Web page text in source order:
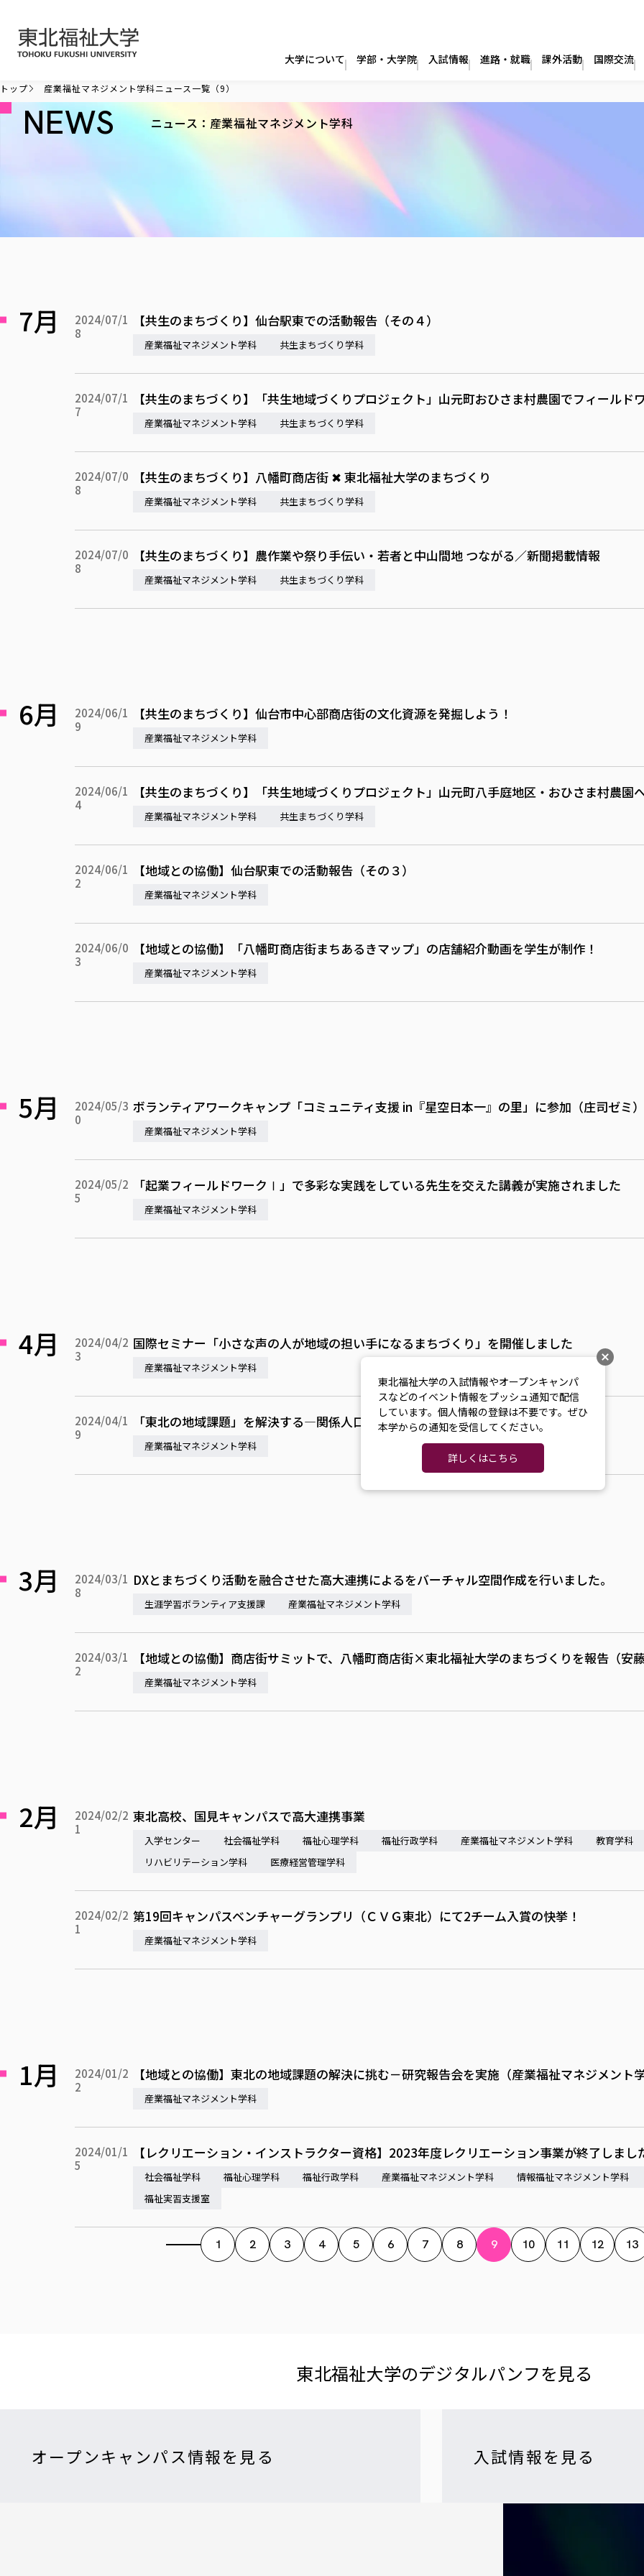
大学について 学部・大学院 入試情報 進路・就職 課外活動 国際交流
トップ 産業福祉マネジメント学科ニュース一覧（9）
NEWS ニュース：産業福祉マネジメント学科
7月
2024/07/1
8
【共生のまちづくり】仙台駅東での活動報告（その４）
産業福祉マネジメント学科 共生まちづくり学科
2024/07/1
7
【共生のまちづくり】「共生地域づくりプロジェクト」山元町おひさま村農園でフィールド
産業福祉マネジメント学科 共生まちづくり学科
2024/07/0
8
【共生のまちづくり】八幡町商店街 ✖ 東北福祉大学のまちづくり
産業福祉マネジメント学科 共生まちづくり学科
2024/07/0
8
【共生のまちづくり】農作業や祭り手伝い・若者と中山間地 つながる／新聞掲載情報
産業福祉マネジメント学科 共生まちづくり学科
6月
2024/06/1
9
【共生のまちづくり】仙台市中心部商店街の文化資源を発掘しよう！
産業福祉マネジメント学科
2024/06/1
4
【共生のまちづくり】「共生地域づくりプロジェクト」山元町八手庭地区・おひさま村農園
産業福祉マネジメント学科 共生まちづくり学科
2024/06/1
2
【地域との協働】仙台駅東での活動報告（その３）
産業福祉マネジメント学科
2024/06/0
3
【地域との協働】「八幡町商店街まちあるきマップ」の店舗紹介動画を学生が制作！
産業福祉マネジメント学科
5月
2024/05/3
0
ボランティアワークキャンプ「コミュニティ支援 in『星空日本一』の里」に参加（庄司ゼミ）
産業福祉マネジメント学科
2024/05/2
5
「起業フィールドワークⅠ」で多彩な実践をしている先生を交えた講義が実施されました
産業福祉マネジメント学科
4月
2024/04/2
3
国際セミナー「小さな声の人が地域の担い手になるまちづくり」を開催しました
産業福祉マネジメント学科
2024/04/1
9
「東北の地域課題」を解決する—関係人口の創出に向けた学生プロジェクト始動—
産業福祉マネジメント学科
3月
2024/03/1
8
DXとまちづくり活動を融合させた高大連携によるをバーチャル空間作成を行いました。
生涯学習ボランティア支援課 産業福祉マネジメント学科
2024/03/1
2
【地域との協働】商店街サミットで、八幡町商店街×東北福祉大学のまちづくりを報告（安
産業福祉マネジメント学科
2月
2024/02/2
1
東北高校、国見キャンパスで高大連携事業
入学センター 社会福祉学科 福祉心理学科 福祉行政学科 産業福祉マネジメント学科
教育学科
リハビリテーション学科
医療経営管理学科
2024/02/2
1
第19回キャンパスベンチャーグランプリ（ＣＶＧ東北）にて2チーム入賞の快挙！
産業福祉マネジメント学科
1月
2024/01/2
2
【地域との協働】東北の地域課題の解決に挑む－研究報告会を実施（産業福祉マネジメント
産業福祉マネジメント学科
2024/01/1
5
【レクリエーション・インストラクター資格】2023年度レクリエーション事業が終了しまし
社会福祉学科 福祉心理学科 福祉行政学科 産業福祉マネジメント学科
情報福祉マネジメント学科
福祉実習支援室
1 2 3 4 5 6 7 8 9 10 11 12 13
東北福祉大学の​デジタルパンフを​見る​
オープンキャンパス情報を見る 入試情報を見る
東北福祉大学の入試情報やオープンキャンパ
スなどのイベント情報をプッシュ通知で配信
しています。個人情報の登録は不要です。ぜひ
本学からの通知を受信してください。
詳しくはこちら